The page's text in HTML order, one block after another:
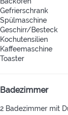
Gefrierschrank
Spülmaschine
Geschirr/Besteck
Kochutensilien
Kaffeemaschine
Toaster
Badezimmer
2 Badezimmer mit